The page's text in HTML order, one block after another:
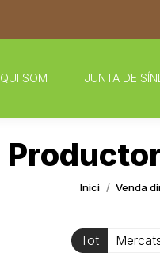
QUI SOM JUNTA DE
You are here:
Inici Venda
Tot